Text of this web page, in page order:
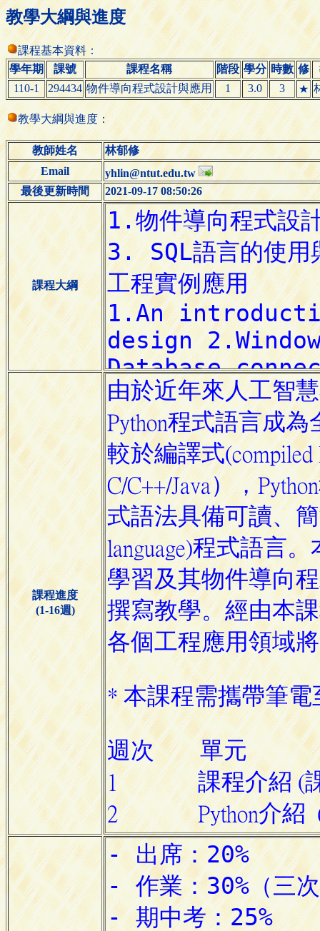
教學大綱與進度
課程基本資料：
學年期
課號 課程名稱 階段 學分 時數 修
110-1
294434 物件導向程式設計與應用 1 3.0 3 ★
教學大綱與進度：
教師姓名
林郁修
Email
yhlin@ntut.edu.tw
最後更新時間
2021-09-17 08:50:26
課程大綱
課程進度
(1-16週)